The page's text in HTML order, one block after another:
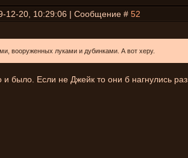
12-20, 10:29:06 | Сообщение # 52
вооруженных луками и дубинками. А вот херу.
и было. Если не Джейк то они б нагнулись раз